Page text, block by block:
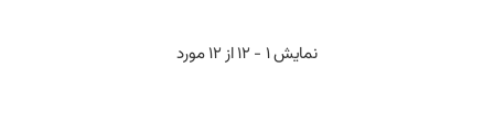
نمایش 1 - 12 از 12 مورد